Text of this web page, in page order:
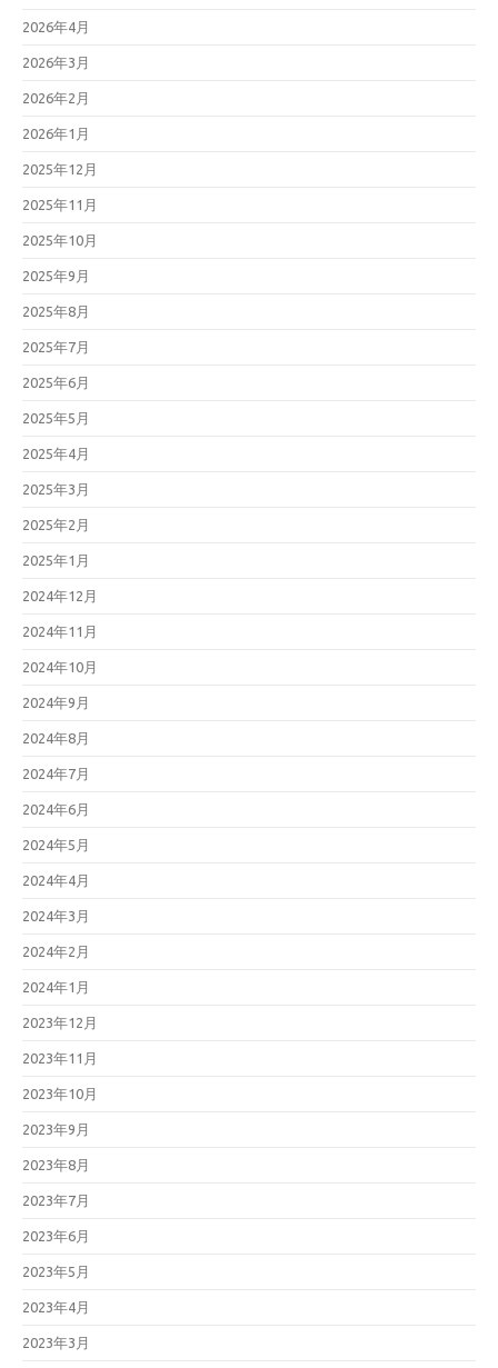
2026年4月
2026年3月
2026年2月
2026年1月
2025年12月
2025年11月
2025年10月
2025年9月
2025年8月
2025年7月
2025年6月
2025年5月
2025年4月
2025年3月
2025年2月
2025年1月
2024年12月
2024年11月
2024年10月
2024年9月
2024年8月
2024年7月
2024年6月
2024年5月
2024年4月
2024年3月
2024年2月
2024年1月
2023年12月
2023年11月
2023年10月
2023年9月
2023年8月
2023年7月
2023年6月
2023年5月
2023年4月
2023年3月